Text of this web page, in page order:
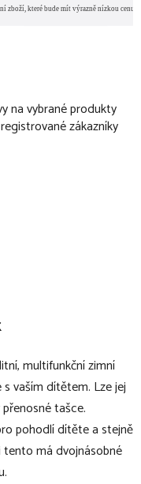
na vybrané produkty
zákazníky
multifunkční zimní
vaším dítětem. Lze jej
tašce.
pohodlí dítěte a stejně
tento má dvojnásobné